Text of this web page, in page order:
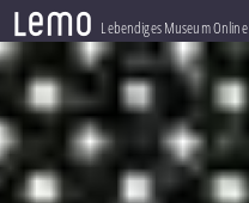
lemo Lebendiges Museum Online
ZEITSTRAHL
THEMEN
ZEITZEUGEN